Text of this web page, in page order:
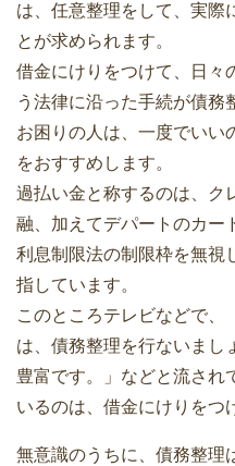
は、任意整理をして、実際
とが求められます。
借金にけりをつけて、日々
う法律に沿った手続が債務
お困りの人は、一度でいい
をおすすめします。
過払い金と称するのは、ク
融、加えてデパートのカー
利息制限法の制限枠を無視
指しています。
このところテレビなどで、
は、債務整理を行ないま
豊富です。」などと流され
いるのは、借金にけりをつ
無意識のうちに、債務整理